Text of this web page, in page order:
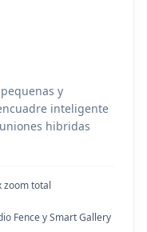
y
inteligente
hibridas
zoom total
Fence y Smart Gallery